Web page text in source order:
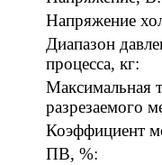
Напряжение
Диапазон
процесса, кг:
Максимальная
разрезаемого
Коэффициент
ПВ, %: